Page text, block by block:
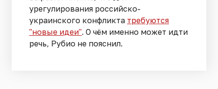
урегулирования российско-
украинского конфликта требуются
"новые идеи". О чём именно может идти
речь, Рубио не пояснил.